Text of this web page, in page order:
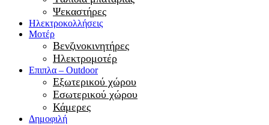
Ψεκαστήρες
Ηλεκτροκολλήσεις
Μοτέρ
Βενζινοκινητήρες
Ηλεκτρομοτέρ
Επιπλα – Outdoor
Εξωτερικού χώρου
Εσωτερικού χώρου
Κάμερες
Δημοφιλή